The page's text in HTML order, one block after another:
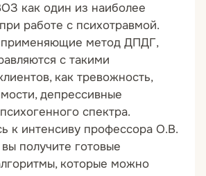
как один из наиболее
работе с психотравмой.
применяющие метод ДПДГ,
с такими
как тревожность,
депрессивные
спектра.
к интенсиву профессора О.В.
получите готовые
которые можно